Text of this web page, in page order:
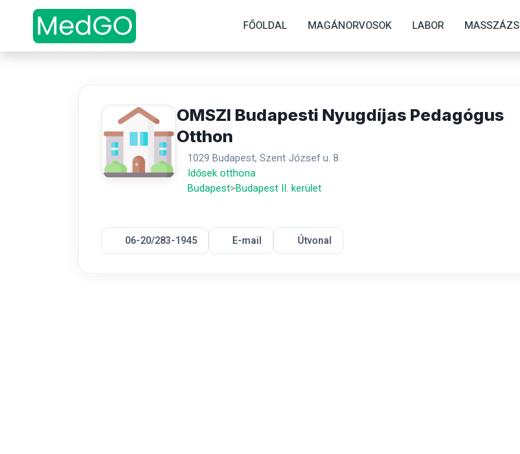
FŐOLDAL MAGÁNORVOSOK LABOR MASSZÁZS
OMSZI Budapesti Nyugdíjas Pedagógus
Otthon
1029 Budapest, Szent József u. 8.
Idősek otthona
Budapest>Budapest II. kerület
06-20/283-1945 E-mail Útvonal